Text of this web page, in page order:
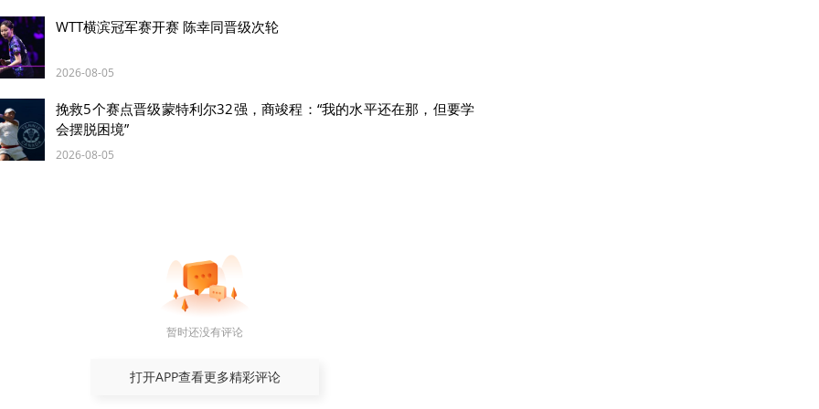
这是5月11日在佛得角圣地亚哥岛拍摄的海滨景观。新华社记者 谢剑飞 摄
WTT横滨冠军赛开赛 陈幸同晋级次轮
2026-08-05
挽救5个赛点晋级蒙特利尔32强，商竣程：“我的水平还在那，但要学
会摆脱困境”
2026-08-05
暂时还没有评论
打开APP查看更多精彩评论